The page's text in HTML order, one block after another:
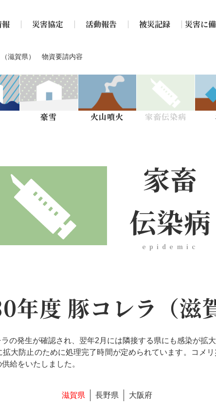
報 災害協定 活動報告 被災記録 災害に
（滋賀県） 物資要請内容
豪雪 火山噴火 家畜伝染病
家畜
伝染病
epidemic
年度 豚コレラ（滋
の発生が確認され、翌年2月には隣接する県にも感染が拡大
大防止のために処理完了時間が定められています。コメ
給をいたしました。
滋賀県 長野県 大阪府